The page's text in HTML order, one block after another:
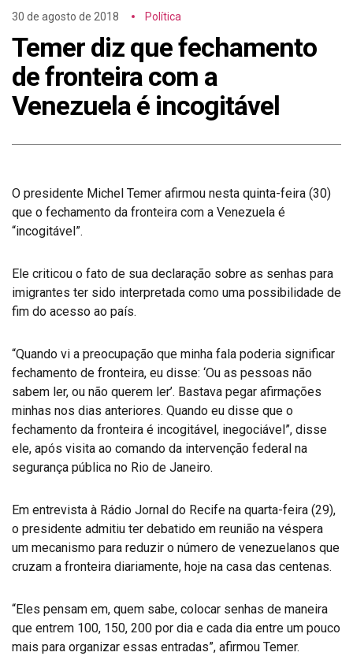
30 de agosto de 2018 Política
Temer diz que fechamento
de fronteira com a
Venezuela é incogitável
O presidente Michel Temer afirmou nesta quinta-feira (30)
que o fechamento da fronteira com a Venezuela é
“incogitável”.
Ele criticou o fato de sua declaração sobre as senhas para
imigrantes ter sido interpretada como uma possibilidade de
fim do acesso ao país.
“Quando vi a preocupação que minha fala poderia significar
fechamento de fronteira, eu disse: ‘Ou as pessoas não
sabem ler, ou não querem ler’. Bastava pegar afirmações
minhas nos dias anteriores. Quando eu disse que o
fechamento da fronteira é incogitável, inegociável”, disse
ele, após visita ao comando da intervenção federal na
segurança pública no Rio de Janeiro.
Em entrevista à Rádio Jornal do Recife na quarta-feira (29),
o presidente admitiu ter debatido em reunião na véspera
um mecanismo para reduzir o número de venezuelanos que
cruzam a fronteira diariamente, hoje na casa das centenas.
“Eles pensam em, quem sabe, colocar senhas de maneira
que entrem 100, 150, 200 por dia e cada dia entre um pouco
mais para organizar essas entradas”, afirmou Temer.